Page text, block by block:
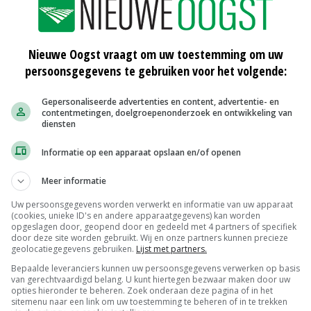
ontwikkelen tarwerassen die resistent
die deze ziekte veroorzaakt, die resistentie
sterke', virulente schimmeltypes op resistente
Maar dat blijkt niet het geval te zijn. Ook
doorbreken en de planten niet ziek kunnen maken,
zorgen.
is enthousiast over de nieuwe inzichten.
niet kunnen doorbreken, op resistente
blijven er in schimmelpopulaties heel lang
De resistente tarwerassen kunnen daardoor extra
Nieuwe Oogst vraagt om uw toestemming om uw
persoonsgegevens te gebruiken voor het volgende:
Gepersonaliseerde advertenties en content, advertentie- en
contentmetingen, doelgroepenonderzoek en ontwikkeling van
diensten
Informatie op een apparaat opslaan en/of openen
Meer informatie
Uw persoonsgegevens worden verwerkt en informatie van uw apparaat
(cookies, unieke ID's en andere apparaatgegevens) kan worden
opgeslagen door, geopend door en gedeeld met 4 partners of specifiek
door deze site worden gebruikt. Wij en onze partners kunnen precieze
geolocatiegegevens gebruiken. Lijst met partners.
Bepaalde leveranciers kunnen uw persoonsgegevens verwerken op basis
van gerechtvaardigd belang. U kunt hiertegen bezwaar maken door uw
opties hieronder te beheren. Zoek onderaan deze pagina of in het
sitemenu naar een link om uw toestemming te beheren of in te trekken